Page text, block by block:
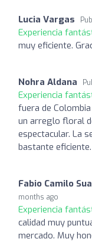
Lucia Vargas
Experiencia
muy eficiente.
Nohra Aldana
Experiencia
fuera de
un arreglo floral
espectacular. La
bastante
Fabio Camilo
months ago
Experiencia
calidad muy
mercado. Muy